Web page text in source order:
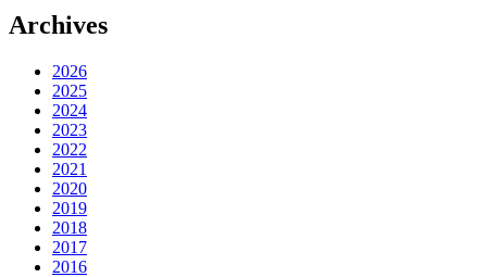
Archives
2026
2025
2024
2023
2022
2021
2020
2019
2018
2017
2016